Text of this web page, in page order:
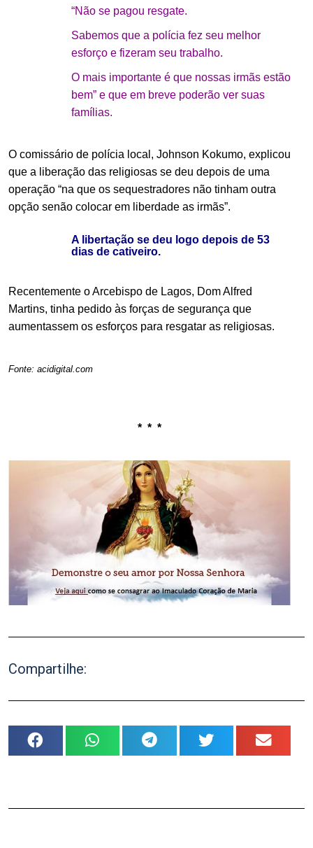
“Não se pagou resgate.
Sabemos que a polícia fez seu melhor
esforço e fizeram seu trabalho.
O mais importante é que nossas irmãs estão
bem” e que em breve poderão ver suas
famílias.
O comissário de polícia local, Johnson Kokumo, explicou
que a liberação das religiosas se deu depois de uma
operação “na que os sequestradores não tinham outra
opção senão colocar em liberdade as irmãs”.
A libertação se deu logo depois de 53
dias de cativeiro.
Recentemente o Arcebispo de Lagos, Dom Alfred
Martins, tinha pedido às forças de segurança que
aumentassem os esforços para resgatar as religiosas.
Fonte: acidigital.com
* * *
Compartilhe: